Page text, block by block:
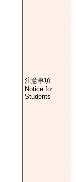
注意事項
Notice for
Students